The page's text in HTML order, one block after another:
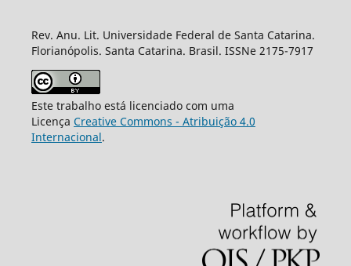
Rev. Anu. Lit. Universidade Federal de Santa Catarina.
Florianópolis. Santa Catarina. Brasil. ISSNe 2175-7917
Este trabalho está licenciado com uma
Licença Creative Commons - Atribuição 4.0
Internacional.